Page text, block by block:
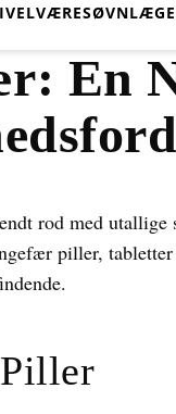
VELVÆRESØVNLÆGE
En
rod med
piller,